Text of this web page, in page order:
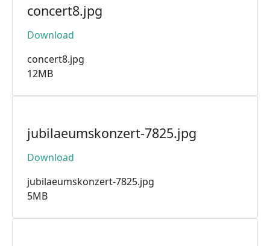
concert8.jpg
Download
concert8.jpg
12MB
jubilaeumskonzert-7825.jpg
Download
jubilaeumskonzert-7825.jpg
5MB